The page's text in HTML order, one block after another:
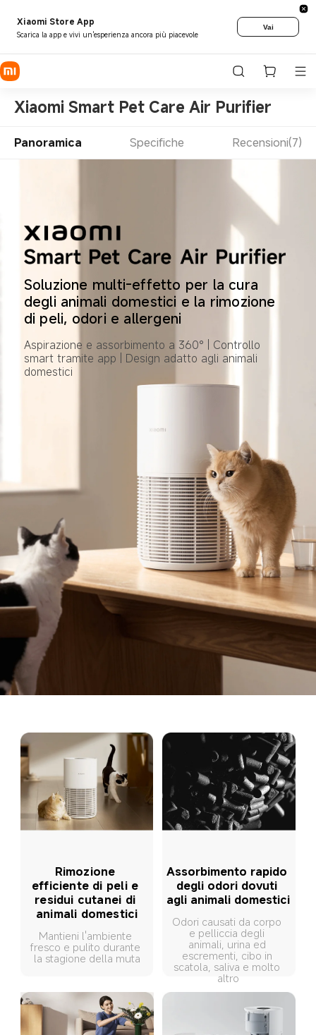
Xiaomi Store App
Scarica la app e vivi un'esperienza ancora più piacevole
Vai
Xiaomi Smart Pet Care Air Purifier
Panoramica Specifiche Recensioni(7)
Soluzione multi-effetto per la cura
degli animali domestici e la rimozione
di peli, odori e allergeni
Aspirazione e assorbimento a 360° | Controllo
smart tramite app | Design adatto agli animali
domestici
Rimozione
efficiente di peli e
residui cutanei di
animali domestici
Mantieni l'ambiente
fresco e pulito durante
la stagione della muta
Assorbimento rapido
degli odori dovuti
agli animali domestici
Odori causati da corpo
e pelliccia degli
animali, urina ed
escrementi, cibo in
scatola, saliva e molto
altro